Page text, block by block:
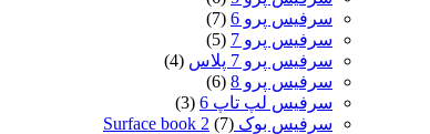
سرفیس پرو 6
(7)
سرفیس پرو 7
(5)
سرفیس پرو 7 پلاس
(4)
سرفیس پرو 8
(6)
سرفیس لپ تاپ 6
(3)
سرفیس بوک Surface book 2 (7)